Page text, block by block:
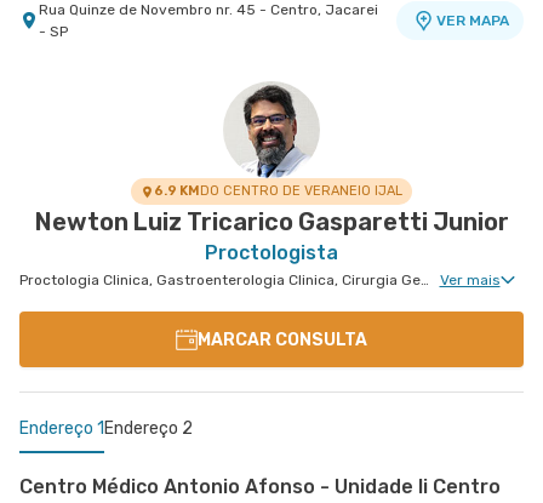
Rua Quinze de Novembro nr. 45 - Centro, Jacarei
- SP
VER MAPA
Rua Carlos Maria Auricchio nr. 70 - Jardim
Aquarius, Sao Jose Dos Campos - SP
6.9 KMDO CENTRO DE VERANEIO IJAL
Newton Luiz Tricarico Gasparetti Junior
Proctologista
Proctologia Clinica, Gastroenterologia Clinica, Cirurgia Geral, Cirurgia do Aparelho Digestivo, Doenças Inflamatórias Intestinais Ver mais
MARCAR CONSULTA
Endereço 1 Endereço 2
Centro Médico Antonio Afonso - Unidade Ii Centro